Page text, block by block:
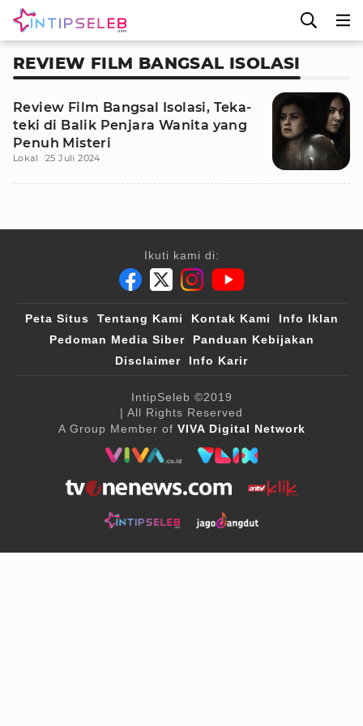
REVIEW FILM BANGSAL ISOLASI
Review Film Bangsal Isolasi, Teka-
teki di Balik Penjara Wanita yang
Penuh Misteri
Lokal 25 Juli 2024
Ikuti kami di:
Peta Situs Tentang Kami Kontak Kami
Info Iklan
Pedoman Media Siber
Panduan Kebijakan
Disclaimer
Info Karir
IntipSeleb ©2019
| All Rights Reserved
A Group Member of VIVA Digital Network